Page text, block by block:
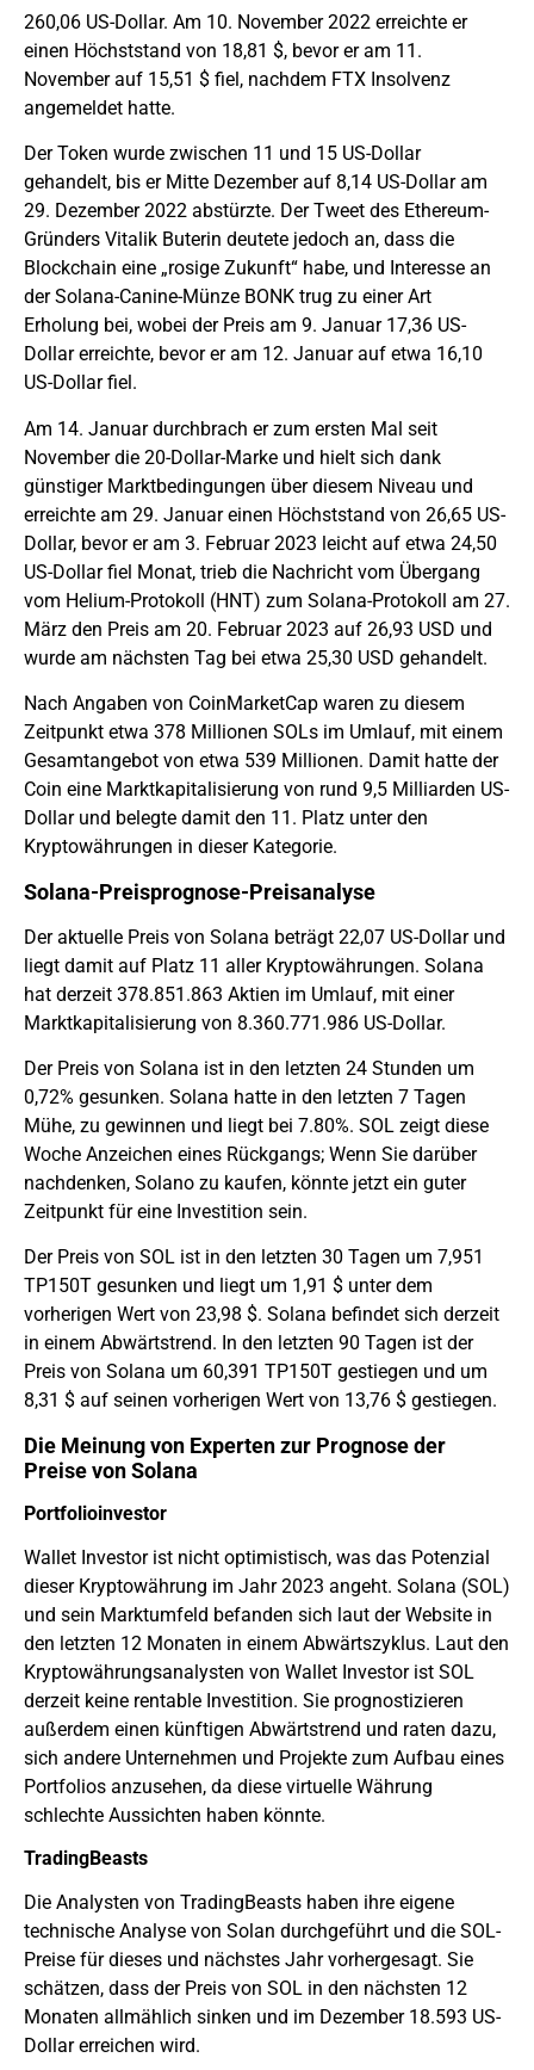
260,06 US-Dollar. Am 10. November 2022 erreichte er
einen Höchststand von 18,81 $, bevor er am 11.
November auf 15,51 $ fiel, nachdem FTX Insolvenz
angemeldet hatte.
Der Token wurde zwischen 11 und 15 US-Dollar
gehandelt, bis er Mitte Dezember auf 8,14 US-Dollar am
29. Dezember 2022 abstürzte. Der Tweet des Ethereum-
Gründers Vitalik Buterin deutete jedoch an, dass die
Blockchain eine „rosige Zukunft“ habe, und Interesse an
der Solana-Canine-Münze BONK trug zu einer Art
Erholung bei, wobei der Preis am 9. Januar 17,36 US-
Dollar erreichte, bevor er am 12. Januar auf etwa 16,10
US-Dollar fiel.
Am 14. Januar durchbrach er zum ersten Mal seit
November die 20-Dollar-Marke und hielt sich dank
günstiger Marktbedingungen über diesem Niveau und
erreichte am 29. Januar einen Höchststand von 26,65 US-
Dollar, bevor er am 3. Februar 2023 leicht auf etwa 24,50
US-Dollar fiel Monat, trieb die Nachricht vom Übergang
vom Helium-Protokoll (HNT) zum Solana-Protokoll am 27.
März den Preis am 20. Februar 2023 auf 26,93 USD und
wurde am nächsten Tag bei etwa 25,30 USD gehandelt.
Nach Angaben von CoinMarketCap waren zu diesem
Zeitpunkt etwa 378 Millionen SOLs im Umlauf, mit einem
Gesamtangebot von etwa 539 Millionen. Damit hatte der
Coin eine Marktkapitalisierung von rund 9,5 Milliarden US-
Dollar und belegte damit den 11. Platz unter den
Kryptowährungen in dieser Kategorie.
Solana-Preisprognose-Preisanalyse
Der aktuelle Preis von Solana beträgt 22,07 US-Dollar und
liegt damit auf Platz 11 aller Kryptowährungen. Solana
hat derzeit 378.851.863 Aktien im Umlauf, mit einer
Marktkapitalisierung von 8.360.771.986 US-Dollar.
Der Preis von Solana ist in den letzten 24 Stunden um
0,72% gesunken. Solana hatte in den letzten 7 Tagen
Mühe, zu gewinnen und liegt bei 7.80%. SOL zeigt diese
Woche Anzeichen eines Rückgangs; Wenn Sie darüber
nachdenken, Solano zu kaufen, könnte jetzt ein guter
Zeitpunkt für eine Investition sein.
Der Preis von SOL ist in den letzten 30 Tagen um 7,951
TP150T gesunken und liegt um 1,91 $ unter dem
vorherigen Wert von 23,98 $. Solana befindet sich derzeit
in einem Abwärtstrend. In den letzten 90 Tagen ist der
Preis von Solana um 60,391 TP150T gestiegen und um
8,31 $ auf seinen vorherigen Wert von 13,76 $ gestiegen.
Die Meinung von Experten zur Prognose der
Preise von Solana
Portfolioinvestor
Wallet Investor ist nicht optimistisch, was das Potenzial
dieser Kryptowährung im Jahr 2023 angeht. Solana (SOL)
und sein Marktumfeld befanden sich laut der Website in
den letzten 12 Monaten in einem Abwärtszyklus. Laut den
Kryptowährungsanalysten von Wallet Investor ist SOL
derzeit keine rentable Investition. Sie prognostizieren
außerdem einen künftigen Abwärtstrend und raten dazu,
sich andere Unternehmen und Projekte zum Aufbau eines
Portfolios anzusehen, da diese virtuelle Währung
schlechte Aussichten haben könnte.
TradingBeasts
Die Analysten von TradingBeasts haben ihre eigene
technische Analyse von Solan durchgeführt und die SOL-
Preise für dieses und nächstes Jahr vorhergesagt. Sie
schätzen, dass der Preis von SOL in den nächsten 12
Monaten allmählich sinken und im Dezember 18.593 US-
Dollar erreichen wird.